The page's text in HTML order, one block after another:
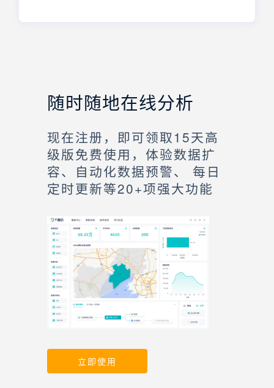
随时随地在线分析
现在注册，即可领取15天高
级版免费使用，体验数据扩
容、自动化数据预警、 每日
定时更新等20+项强大功能
立即使用